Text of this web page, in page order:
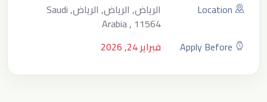
Location
الرياض, الرياض, الرياض, Saudi
Arabia , 11564
Apply Before
فبراير 24, 2026